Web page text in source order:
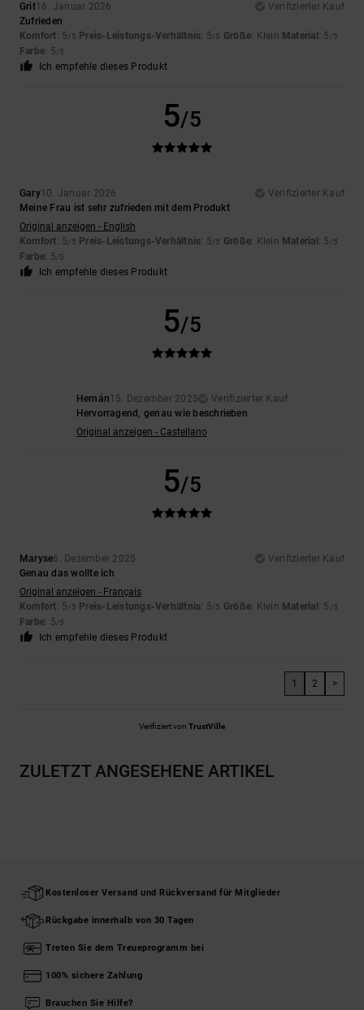
Grit16. Januar 2026
Verifizierter Kauf
Zufrieden
Komfort: 5/5 Preis-Leistungs-Verhältnis: 5/5 Größe: Klein Material : 5 /5
Farbe: 5/5
Ich empfehle dieses Produkt
5/5
Gary10. Januar 2026
Verifizierter Kauf
Meine Frau ist sehr zufrieden mit dem Produkt
Original anzeigen - English
Komfort: 5/5 Preis-Leistungs-Verhältnis: 5/5 Größe: Klein Material : 5 /5
Farbe: 5/5
Ich empfehle dieses Produkt
5/5
Hernán15. Dezember 2025
Verifizierter Kauf
Hervorragend, genau wie beschrieben
Original anzeigen - Castellano
5/5
Maryse6. Dezember 2025
Verifizierter Kauf
Genau das wollte ich
Original anzeigen - Français
Komfort: 5/5 Preis-Leistungs-Verhältnis: 5/5 Größe: Klein Material : 5 /5
Farbe: 5/5
Ich empfehle dieses Produkt
1 2 >
Verifiziert von TrustVille
ZULETZT ANGESEHENE ARTIKEL
Kostenloser Versand und Rückversand für Mitglieder
Rückgabe innerhalb von 30 Tagen
Treten Sie dem Treueprogramm bei
100% sichere Zahlung
Brauchen Sie Hilfe?